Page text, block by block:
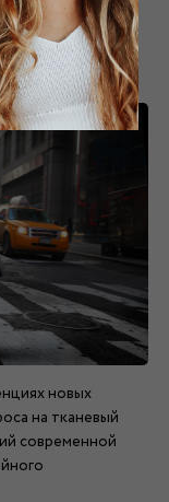
новых
на тканевый
современной